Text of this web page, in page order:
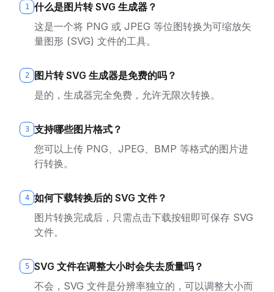
1
什么是图片转 SVG 生成器？
这是一个将 PNG 或 JPEG 等位图转换为可缩放矢
量图形 (SVG) 文件的工具。
2
图片转 SVG 生成器是免费的吗？
是的，生成器完全免费，允许无限次转换。
3
支持哪些图片格式？
您可以上传 PNG、JPEG、BMP 等格式的图片进
行转换。
4
如何下载转换后的 SVG 文件？
图片转换完成后，只需点击下载按钮即可保存 SVG
文件。
5
SVG 文件在调整大小时会失去质量吗？
不会，SVG 文件是分辨率独立的，可以调整大小而